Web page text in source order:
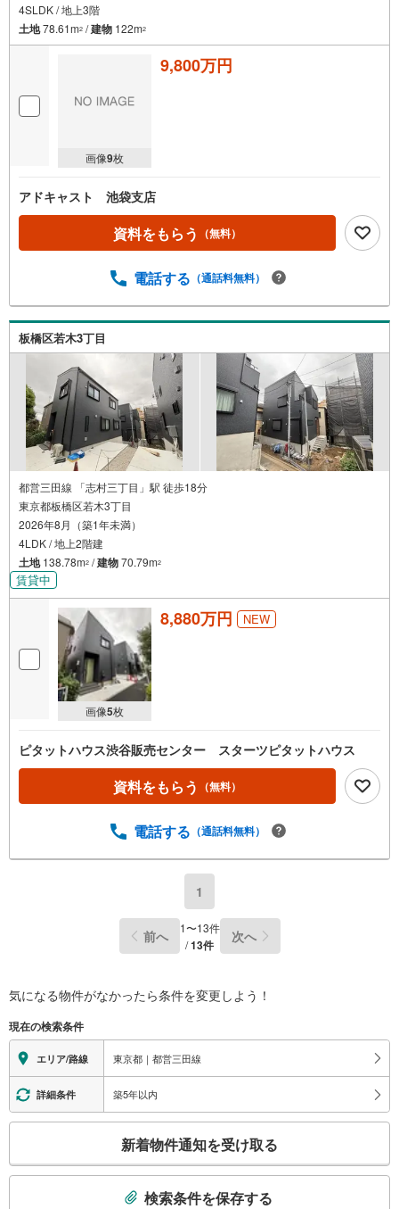
4SLDK / 地上3階
土地78.61m2 /建物 122m2
画像9枚
9,800万円
アドキャスト 池袋支店
資料をもらう （無料）
電話する （通話料無料）
板橋区若木3丁目
都営三田線 「志村三丁目」駅 徒歩18分
東京都板橋区若木3丁目
2026年8月（築1年未満）
4LDK / 地上2階建
土地138.78m2 /建物70.79m2
賃貸中
画像5枚
8,880万円 NEW
ピタットハウス渋谷販売センター スターツピタットハウス
資料をもらう （無料）
電話する （通話料無料）
1
前へ 1〜13件
/13件 次へ
気になる物件がなかったら条件を変更しよう！
現在の検索条件
エリア/路線 東京都｜都営三田線
詳細条件 築5年以内
検
新着物件通知を受け取る
検索条件を保存する